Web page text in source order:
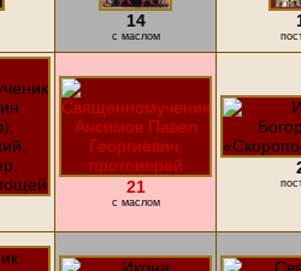
14
с маслом
21
с маслом